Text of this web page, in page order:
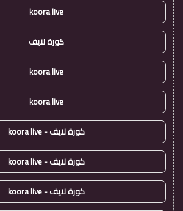
koora live
كورة لايف
koora live
koora live
كورة لايف - koora live
كورة لايف - koora live
كورة لايف - koora live